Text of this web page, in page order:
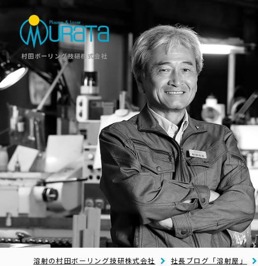
村田ボーリング技研株式会社
溶射の村田ボーリング技研株式会社 社長ブログ「溶射屋」